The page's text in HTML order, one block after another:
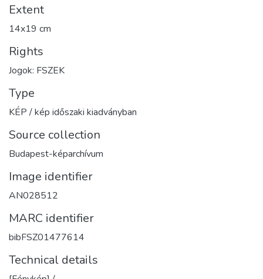
Extent
14x19 cm
Rights
Jogok: FSZEK
Type
KÉP / kép időszaki kiadványban
Source collection
Budapest-képarchívum
Image identifier
AN028512
MARC identifier
bibFSZ01477614
Technical details